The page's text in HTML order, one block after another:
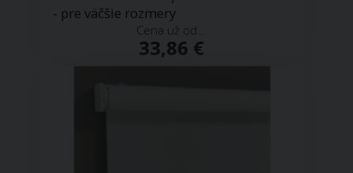
- pre väčšie rozmery
Cena už od...
33,86 €